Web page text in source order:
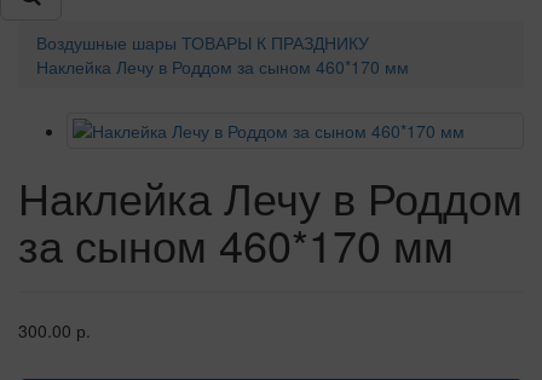
Воздушные шары ТОВАРЫ К ПРАЗДНИКУ
Наклейка Лечу в Роддом за сыном 460*170 мм
Наклейка Лечу в Роддом
за сыном 460*170 мм
300.00 р.